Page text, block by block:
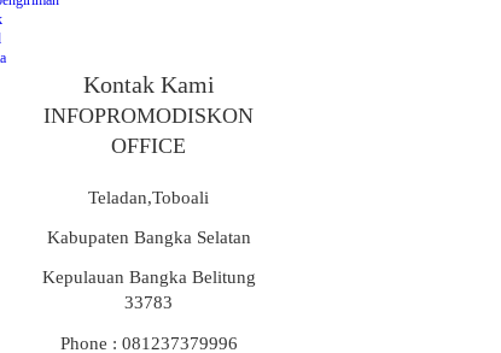
Kontak Kami
INFOPROMODISKON
OFFICE
Teladan,Toboali
Kabupaten Bangka Selatan
Kepulauan Bangka Belitung
33783
Phone : 081237379996